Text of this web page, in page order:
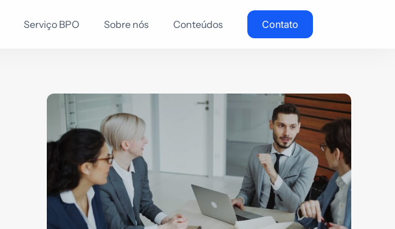
Serviço BPO Sobre nós Conteúdos Contato